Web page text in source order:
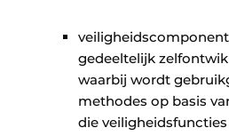
gedeeltelijk
waarbij wordt
methodes op basis
die